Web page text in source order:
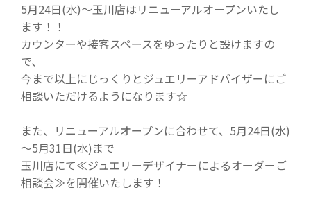
5月24日(水)～玉川店はリニューアルオープンいたし
ます！！
カウンターや接客スペースをゆったりと設けますの
で、
今まで以上にじっくりとジュエリーアドバイザーにご
相談いただけるようになります☆
また、リニューアルオープンに合わせて、5月24日(水)
～5月31日(水)まで
玉川店にて≪ジュエリーデザイナーによるオーダーご
相談会≫を開催いたします！